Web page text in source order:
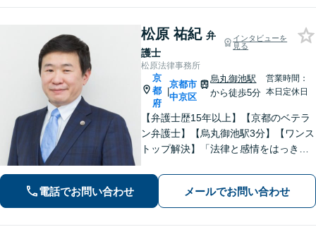
松原 祐紀 弁
護士
インタビューを
見る
松原法律事務所
京
都
府
|
京都市
中京区
烏丸御池駅
から徒歩5分
営業時間：
本日定休日
【弁護士歴15年以上】【京都のベテラ
ン弁護士】【烏丸御池駅3分】【ワンス
トップ解決】「法律と感情をはっきり
問題、新型コロナが原因の借金、不動
産問題なども幅広く対応【女性弁護士
も在籍】【初回相談30分無料】
電話でお問い合わせ メールでお問い合わせ